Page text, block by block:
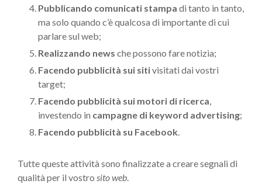
Pubblicando comunicati stampa di tanto in tanto,
ma solo quando c’è qualcosa di importante di cui
parlare sul web;
Realizzando news che possono fare notizia;
Facendo pubblicità sui sitivisitati dai vostri
target;
Facendo pubblicità sui motori di ricerca,
investendo in campagne di keyword advertising;
Facendo pubblicità su Facebook.
Tutte queste attività sono finalizzate a creare segnali di
qualità per il vostro sito web.